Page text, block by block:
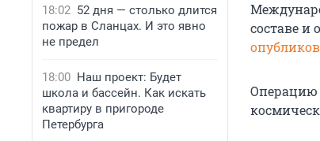
18:02 52 дня — столько длится
пожар в Сланцах. И это явно
не предел
18:00 Наш проект: Будет
школа и бассейн. Как искать
квартиру в пригороде
Петербурга
составе и
Операцию